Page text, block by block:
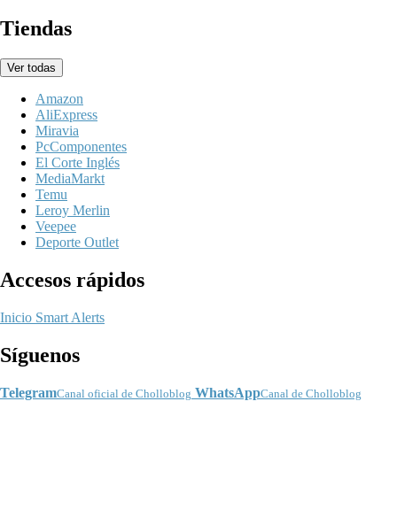
Tiendas
Ver todas
Amazon
AliExpress
Miravia
PcComponentes
El Corte Inglés
MediaMarkt
Temu
Leroy Merlin
Veepee
Deporte Outlet
Accesos rápidos
Inicio Smart Alerts
Síguenos
TelegramCanal oficial de Cholloblog WhatsAppCanal de Cholloblog